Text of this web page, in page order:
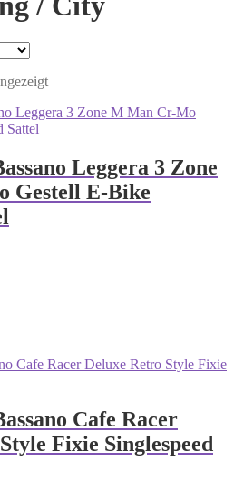
Nach
sortiert
Leggera 3 Zone
Gestell E-Bike
Cafe Racer
Fixie Singlespeed